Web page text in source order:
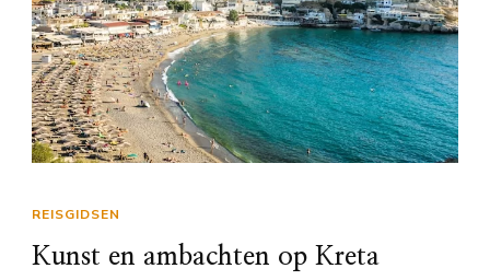
REISGIDSEN
Kunst en ambachten op Kreta